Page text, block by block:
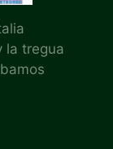
la tregua